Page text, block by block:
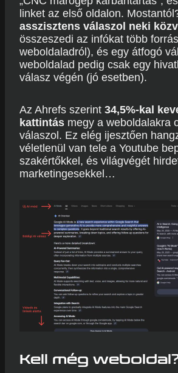
linket az első oldalon.
asszisztens válaszol neki
összeszedi az infókat több
weboldaladról), és egy átfogó
weboldalad pedig csak egy
válasz végén (jó esetben).
Az Ahrefs szerint 34,5%-kal
kattintás megy a weboldalakra
válaszol. Ez elég ijesztően
véletlenül van tele a Youtube
szakértőkkel, és világvégét
marketingesekkel…
Kell még